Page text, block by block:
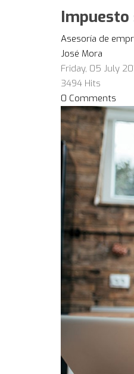
Impuesto
Asesoría de
José Mora
Friday, 05 July
3494 Hits
0 Comments